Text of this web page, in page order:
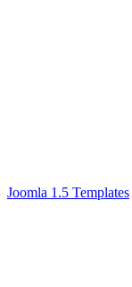
Joomla 1.5 Templates